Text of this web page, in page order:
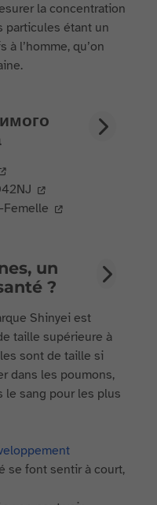
la concentration
particules étant un
l’homme, qu’on
Femelle
un
?
Shinyei est
taille supérieure à
sont de taille si
dans les poumons,
le sang pour les plus
se font sentir à court,